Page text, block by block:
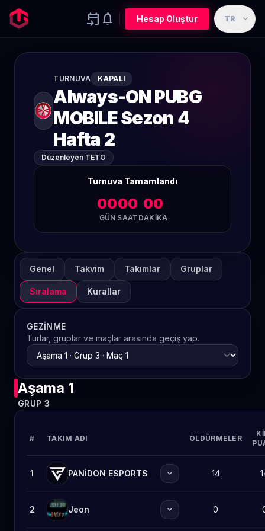
event_upcoming notifications Hesap Oluştur TR expand_more
TURNUVA KAPALI
Always-ON PUBG
MOBILE Sezon 4
Hafta 2
Düzenleyen TETO
Turnuva Tamamlandı
00
GÜN
00
SAAT
00
DAKIKA
Genel Takvim Takımlar Gruplar
Sıralama Kurallar
GEZINME
Turlar, gruplar ve maçlar arasında geçiş yap.
Aşama 1
GRUP 3
# TAKIM ADI ÖLDÜRMELER
1 PANİDON ESPORTS expand_more 14
2 Jeon expand_more 0